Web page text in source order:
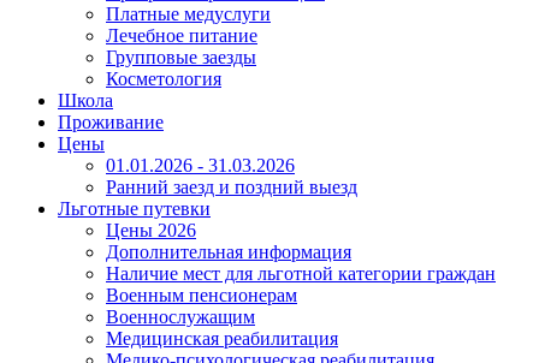
Платные медуслуги
Лечебное питание
Групповые заезды
Косметология
Школа
Проживание
Цены
01.01.2026 - 31.03.2026
Ранний заезд и поздний выезд
Льготные путевки
Цены 2026
Дополнительная информация
Наличие мест для льготной категории граждан
Военным пенсионерам
Военнослужащим
Медицинская реабилитация